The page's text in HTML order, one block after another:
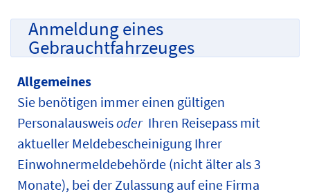
Anmeldung eines
Gebrauchtfahrzeuges
Allgemeines
Sie benötigen immer einen gültigen
PersonalausweisoderIhren Reisepass mit
aktueller Meldebescheinigung Ihrer
Einwohnermeldebehörde (nicht älter als 3
Monate), bei der Zulassung auf eine Firma